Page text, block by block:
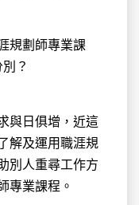
規劃師專業課
？
與日俱增，近這
解及運用職涯規
別人重尋工作方
專業課程。